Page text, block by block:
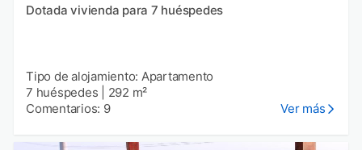
Dotada vivienda para 7 huéspedes
Tipo de alojamiento: Apartamento
7 huéspedes
292 m²
Comentarios: 9
Ver más